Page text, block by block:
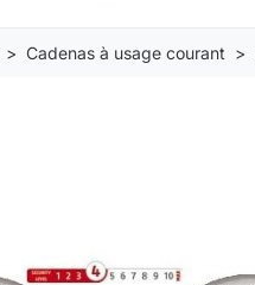
Cadenas à usage courant